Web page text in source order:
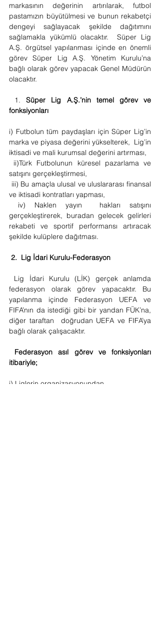
markasının değerinin artırılarak, futbol
pastamızın büyütülmesi ve bunun rekabetçi
dengeyi sağlayacak şekilde dağıtımını
sağlamakla yükümlü olacaktır.  Süper Lig
A.Ş. örgütsel yapılanması içinde en önemli
görev Süper Lig A.Ş. Yönetim Kurulu’na
bağlı olarak görev yapacak Genel Müdürün
olacaktır.
1. Süper Lig A.Ş.’nin temel görev ve
fonksiyonları
i) Futbolun tüm paydaşları için Süper Lig’in
marka ve piyasa değerini yükselterek,  Lig’in
iktisadi ve mali kurumsal değerini artırması,
ii)Türk Futbolunun küresel pazarlama ve
satışını gerçekleştirmesi,
iii) Bu amaçla ulusal ve uluslararası finansal
ve iktisadi kontratları yapması,
iv) Naklen yayın  hakları satışını
gerçekleştirerek, buradan gelecek gelirleri
rekabeti ve sportif performansı artıracak
şekilde kulüplere dağıtması.
2.  Lig İdari Kurulu-Federasyon
Lig İdari Kurulu (LİK) gerçek anlamda
federasyon olarak görev yapacaktır. Bu
yapılanma içinde Federasyon UEFA ve
FIFA’nın da istediği gibi bir yandan FÜK’na,
diğer taraftan  doğrudan UEFA ve FIFA’ya
bağlı olarak çalışacaktır.
Federasyon asıl görev ve fonksiyonları
itibariyle;
i) Liglerin organizasyonundan,